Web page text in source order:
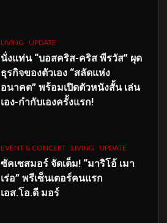
LIVING UPDATE
นั่งแท่น “บอสคริส-คริส พีรวัส” ผุด
ธุรกิจของตัวเอง “สลัดแห่ง
อนาคต” พร้อมเปิดตัวหนังสั้น เล่น
เอง-กำกับเองครั้งแรก!
EVENT & CONCERT LIVING UPDATE
ซัคเซสมอร์ จัดเต็ม! “มาริโอ้ เมา
เร่อ” พรีเซ็นเตอร์คนแรก
เอส.โอ.ดี มอร์